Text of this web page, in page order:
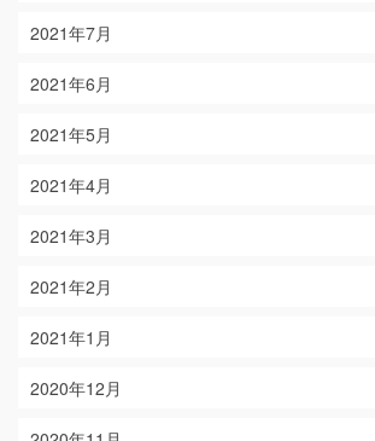
2021年7月
2021年6月
2021年5月
2021年4月
2021年3月
2021年2月
2021年1月
2020年12月